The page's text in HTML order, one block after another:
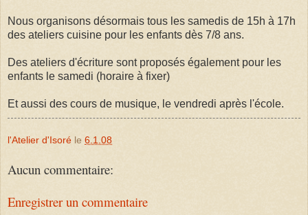
Nous organisons désormais tous les samedis de 15h à 17h
des ateliers cuisine pour les enfants dès 7/8 ans.
Des ateliers d'écriture sont proposés également pour les
enfants le samedi (horaire à fixer)
Et aussi des cours de musique, le vendredi après l'école.
l'Atelier d'Isoré le 6.1.08
Aucun commentaire:
Enregistrer un commentaire